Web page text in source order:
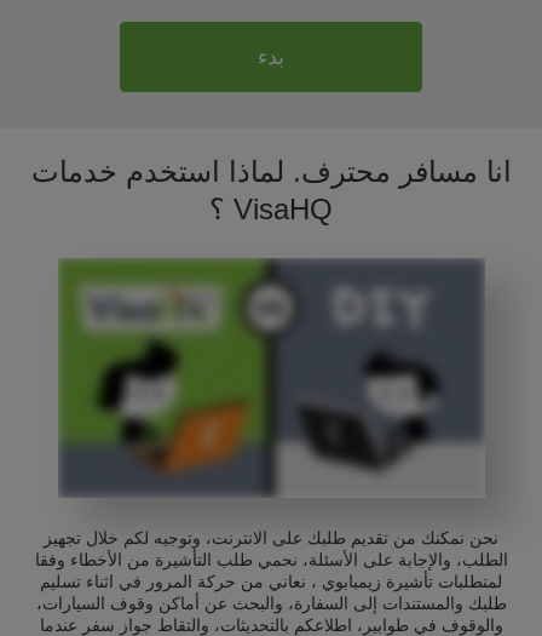
بدء
انا مسافر محترف. لماذا استخدم خدمات
VisaHQ ؟
نحن نمكنك من تقديم طلبك على الانترنت، وتوجيه لكم خلال تجهيز
الطلب، والإجابة على الأسئلة، نحمي طلب التأشيرة من الأخطاء وفقا
لمتطلبات تأشيرة زيمبابوي ، نعاني من حركة المرور في اثناء تسليم
طلبك والمستندات إلى السفارة، والبحث عن أماكن وقوف السيارات،
والوقوف في طوابير، اطلاعكم بالتحديثات، والتقاط جواز سفر عندما